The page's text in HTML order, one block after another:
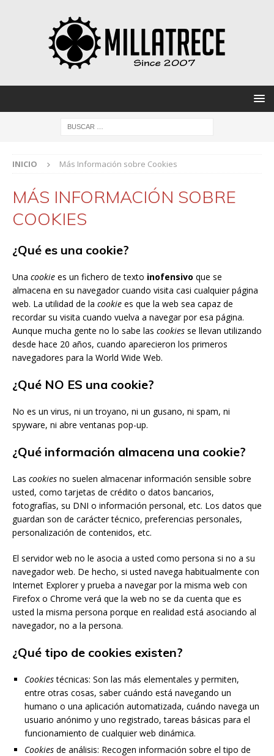
INICIO Más Información sobre Cookies
MÁS INFORMACIÓN SOBRE
COOKIES
¿Qué es una cookie?
Una cookie es un fichero de texto inofensivo que se
almacena en su navegador cuando visita casi cualquier página
web. La utilidad de la cookie es que la web sea capaz de
recordar su visita cuando vuelva a navegar por esa página.
Aunque mucha gente no lo sabe las cookies se llevan utilizando
desde hace 20 años, cuando aparecieron los primeros
navegadores para la World Wide Web.
¿Qué NO ES una cookie?
No es un virus, ni un troyano, ni un gusano, ni spam, ni
spyware, ni abre ventanas pop-up.
¿Qué información almacena una cookie?
Las cookies no suelen almacenar información sensible sobre
usted, como tarjetas de crédito o datos bancarios,
fotografías, su DNI o información personal, etc. Los datos que
guardan son de carácter técnico, preferencias personales,
personalización de contenidos, etc.
El servidor web no le asocia a usted como persona si no a su
navegador web. De hecho, si usted navega habitualmente con
Internet Explorer y prueba a navegar por la misma web con
Firefox o Chrome verá que la web no se da cuenta que es
usted la misma persona porque en realidad está asociando al
navegador, no a la persona.
¿Qué tipo de cookies existen?
Cookiestécnicas: Son las más elementales y permiten,
entre otras cosas, saber cuándo está navegando un
humano o una aplicación automatizada, cuándo navega un
usuario anónimo y uno registrado, tareas básicas para el
funcionamiento de cualquier web dinámica.
Cookies de análisis: Recogen información sobre el tipo de